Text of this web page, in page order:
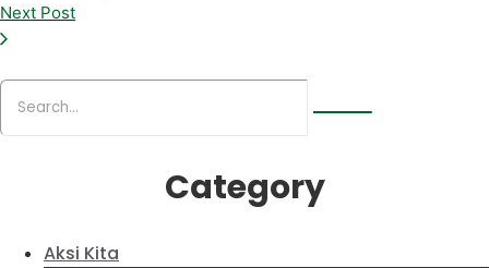
Next Post
Category
Aksi Kita